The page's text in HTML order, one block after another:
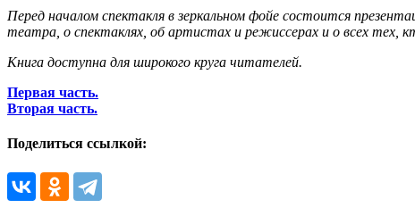
Перед началом спектакля в зеркальном фойе состоится
театра, о спектаклях, об артистах и режиссерах и о всех тех,
Книга доступна для широкого круга читателей.
Первая часть.
Вторая часть.
Поделиться ссылкой: